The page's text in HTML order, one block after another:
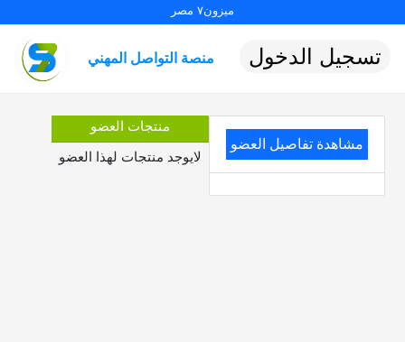
ميزون٧ مصر
منصة التواصل المهني تسجيل الدخول
مشاهدة تفاصيل العضو
منتجات العضو
لايوجد منتجات لهذا العضو